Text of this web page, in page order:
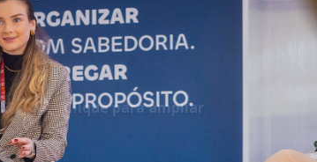
Clique para ampliar